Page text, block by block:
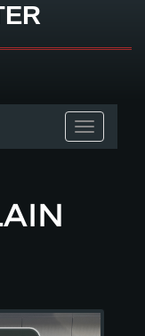
Toggle